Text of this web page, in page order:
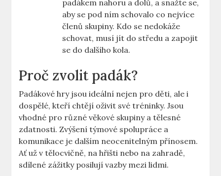
padákem nahoru a dolů, a snažte se,
aby se pod ním schovalo co nejvíce
členů skupiny. Kdo se nedokáže
schovat, musí jít do středu a zapojit
se do dalšího kola.
Proč zvolit padák?
Padákové hry jsou ideální nejen pro děti, ale i
dospělé, kteří chtějí oživit své tréninky. Jsou
vhodné pro různé věkové skupiny a tělesné
zdatnosti. Zvýšení týmové spolupráce a
komunikace je dalším neocenitelným přínosem.
Ať už v tělocvičně, na hřišti nebo na zahradě,
sdílené zážitky posilují vazby mezi lidmi.